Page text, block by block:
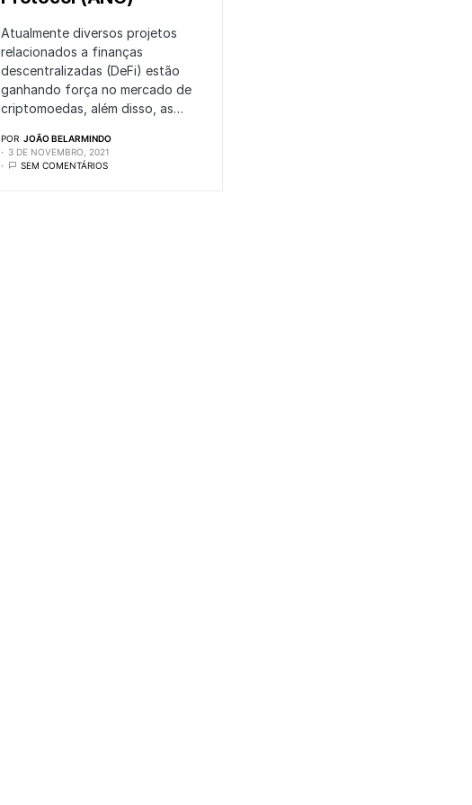
Atualmente diversos projetos
relacionados a finanças
descentralizadas (DeFi) estão
ganhando força no mercado de
criptomoedas, além disso, as…
POR JOÃO BELARMINDO
3 DE NOVEMBRO, 2021
SEM COMENTÁRIOS